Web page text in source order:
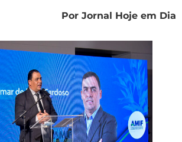
Por Jornal Hoje em Dia